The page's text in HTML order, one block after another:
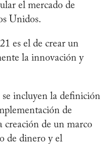
el mercado de
Unidos.
es el de crear un
la innovación y
se incluyen la definición
de
creación de un marco
de dinero y el